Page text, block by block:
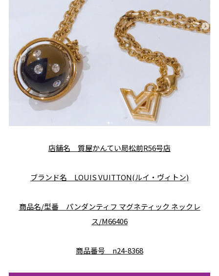
店舗名 質屋かんてい局松前R56号店
ブランド名 LOUIS VUITTON(ルイ・ヴィトン)
商品名/型番 パンダンティフ マグネティック ネックレ
ス/M66406
商品番号 n24-8368